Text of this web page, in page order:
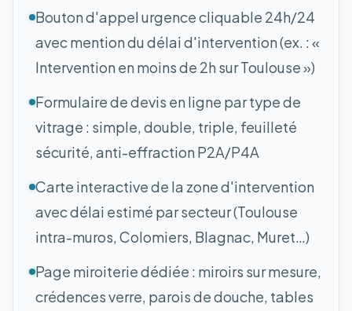
Bouton d'appel urgence cliquable 24h/24
avec mention du délai d'intervention (ex. : «
Intervention en moins de 2h sur Toulouse »)
Formulaire de devis en ligne par type de
vitrage : simple, double, triple, feuilleté
sécurité, anti-effraction P2A/P4A
Carte interactive de la zone d'intervention
avec délai estimé par secteur (Toulouse
intra-muros, Colomiers, Blagnac, Muret…)
Page miroiterie dédiée : miroirs sur mesure,
crédences verre, parois de douche, tables